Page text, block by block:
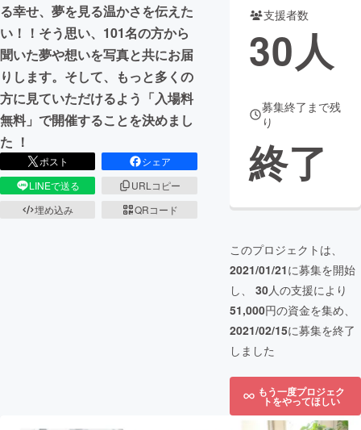
CAMPFIREふるさと納税machi-ya コミュニティ
る幸せ、夢を見る温かさを伝えた
い！！そう思い、101名の方から
聞いた夢や想いを写真と共にお届
りします。そして、もっと多くの
方に見ていただけるよう「入場料
無料」で開催することを決めまし
た ！
ポスト
シェア
LINEで送る
URLコピー
埋め込み
QRコード
支援者数
30人
募集終了まで残
り
終了
このプロジェクトは、
2021/01/21に募集を開始
し、 30人の支援により
51,000円の資金を集め、
2021/02/15に募集を終了
しました
もう一度プロジェク
トをやってほしい